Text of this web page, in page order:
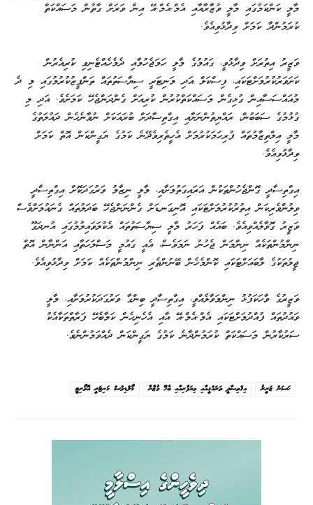
މާލީ ކަންކަމުގައި މާލީ ވުޒާރާއާއި އެމް.އެމް.އޭ އިން ވަރަށް ގާތުން މަސައްކަތް
ކުރަމުންދާ ކަމަށް ވިދާޅުވިއެވެ.
ވަޒީރު އިތުރަށް ވިދާޅުވީ، ގައުމުގެ މާލީ ހަމަޖެހުމާއި ދެމެހެއްޓެނިވި ކުރިއެރުން
ކަށަވަރުކުރުމަށްޓަކައި، ފިސްކަލް އަދި މަނިޓަރީ ސިޔާސަތުތައް ތަންފީޒުކުރުމުގައި މި ދެ
މުއައްސަސާއިން ގުޅިގެން މަސައްކަތްކުރުން ކުރިއަށް ގެންދަންޖެހޭ ކަމަށެވެ. އަދި މި
ގުޅުމުގެ ސަބަބުން، ރައްޔިތުންނަށާއި އިގްތިސާދަށް ބުރައަކަށް ނުވާނެހެން ދައުލަތުގެ
މާލީ އިލްތިޒާމުތައް ފުރިހަމަކުރުމަށް އެހީތެރިވެދޭނެ ކަމުގެ ޔަގީންކަން އޮތް ކަމަށް
ވިދާޅުވިއެވެ.
އިގްތިސާދީ ގޮންޖެހުންތަކުން އަރައިގަތުމަށާއި، މާލީ ނިޒާމު ވަރުގަދަކޮށް އިގްތިސާދީ
ވިލުންވެރިކަން އިތުރުކުރުމަށްޓަކައި އޮނިގަނޑަށް ގެންނަންޖެހޭ ބަދަލުތައް ގެނައުމަށްވެސް
ވަޒީރު ގޮވާލެއްވިއެވެ. ބައެއް ފަހަރު މާލީ ސިޔާސަތުތައް އެކުލަވައިލުމުގައި އުނދަގޫ
ނިންމުންތަކެއް ނިންމަން ޖެހުނު ނަމަވެސް، އެއީ ގައުމީ މަސްލަހަތާއި އަންނާން އޮތް
ޖީލުތަކުގެ ލާބައަށްޓަކައި ކޮންމެހެން ބޭނުންތެރި ނިންމުންތަކެއް ކަމަށް ވިދާޅުވިއެވެ.
ވަޒީރުގެ ވާހަކަފުޅު ނިންމަވާލެއްވީ، އިގްތިސާދީ ބިންގާ ވަރުގަދަކުރުމަށާއި، މާލީ
ވައުދުތައް ފުއްދުމަށްޓަކައި އެމް.އެމް.އޭ އާއި އެހެނިހެން ކަމާބެހޭ ފަރާތްތަކާއެކު
ސަރުކާރުން މަސައްކަތް ކުރަމުންދާނެ ކަމުގެ ޔަގީންކަން ދެއްވަމުންނެވެ.
ޙަސަން ޒަރީރު އިޤްތިޞާދީ ތަރައްޤީއާއި ވިޔަފާރިއާއި ބެހޭ ވުޒާރާ މޯލްޑިވްސް މަނިޓަރީ އޮތޯރިޓީ